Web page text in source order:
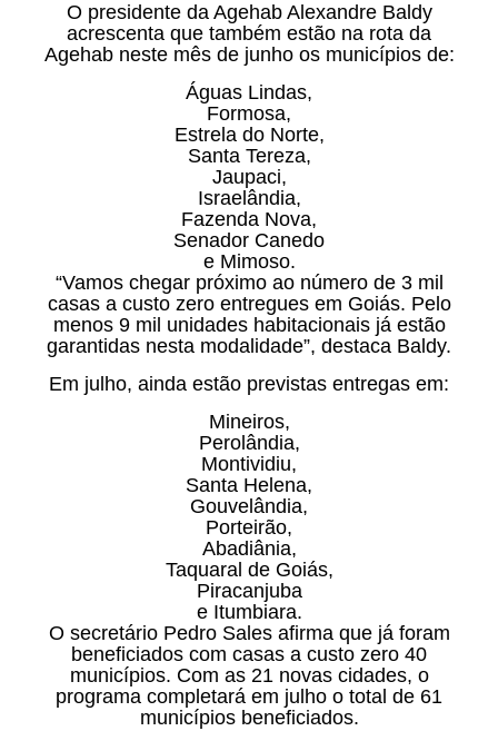
O presidente da Agehab Alexandre Baldy
acrescenta que também estão na rota da
Agehab neste mês de junho os municípios de:
Águas Lindas,
Formosa,
Estrela do Norte,
Santa Tereza,
Jaupaci,
Israelândia,
Fazenda Nova,
Senador Canedo
e Mimoso.
“Vamos chegar próximo ao número de 3 mil
casas a custo zero entregues em Goiás. Pelo
menos 9 mil unidades habitacionais já estão
garantidas nesta modalidade”, destaca Baldy.
Em julho, ainda estão previstas entregas em:
Mineiros,
Perolândia,
Montividiu,
Santa Helena,
Gouvelândia,
Porteirão,
Abadiânia,
Taquaral de Goiás,
Piracanjuba
e Itumbiara.
O secretário Pedro Sales afirma que já foram
beneficiados com casas a custo zero 40
municípios. Com as 21 novas cidades, o
programa completará em julho o total de 61
municípios beneficiados.